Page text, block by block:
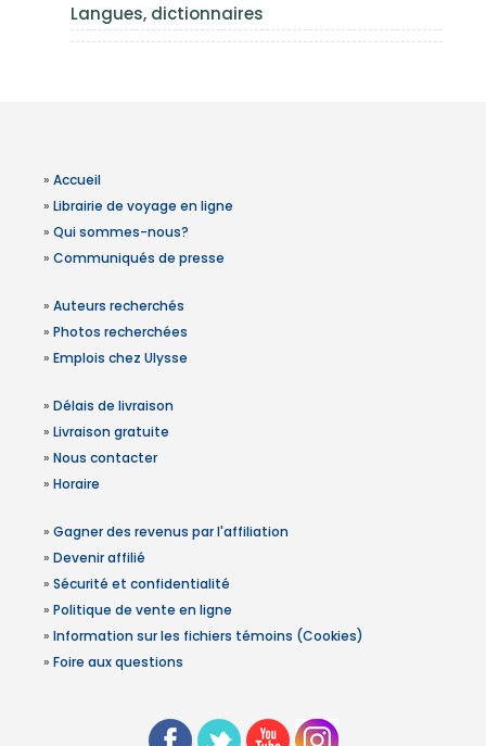
Langues, dictionnaires
» Accueil
» Librairie de voyage en ligne
» Qui sommes-nous?
» Communiqués de presse
» Auteurs recherchés
» Photos recherchées
» Emplois chez Ulysse
» Délais de livraison
» Livraison gratuite
» Nous contacter
» Horaire
» Gagner des revenus par l'affiliation
» Devenir affilié
» Sécurité et confidentialité
» Politique de vente en ligne
» Information sur les fichiers témoins (Cookies)
» Foire aux questions